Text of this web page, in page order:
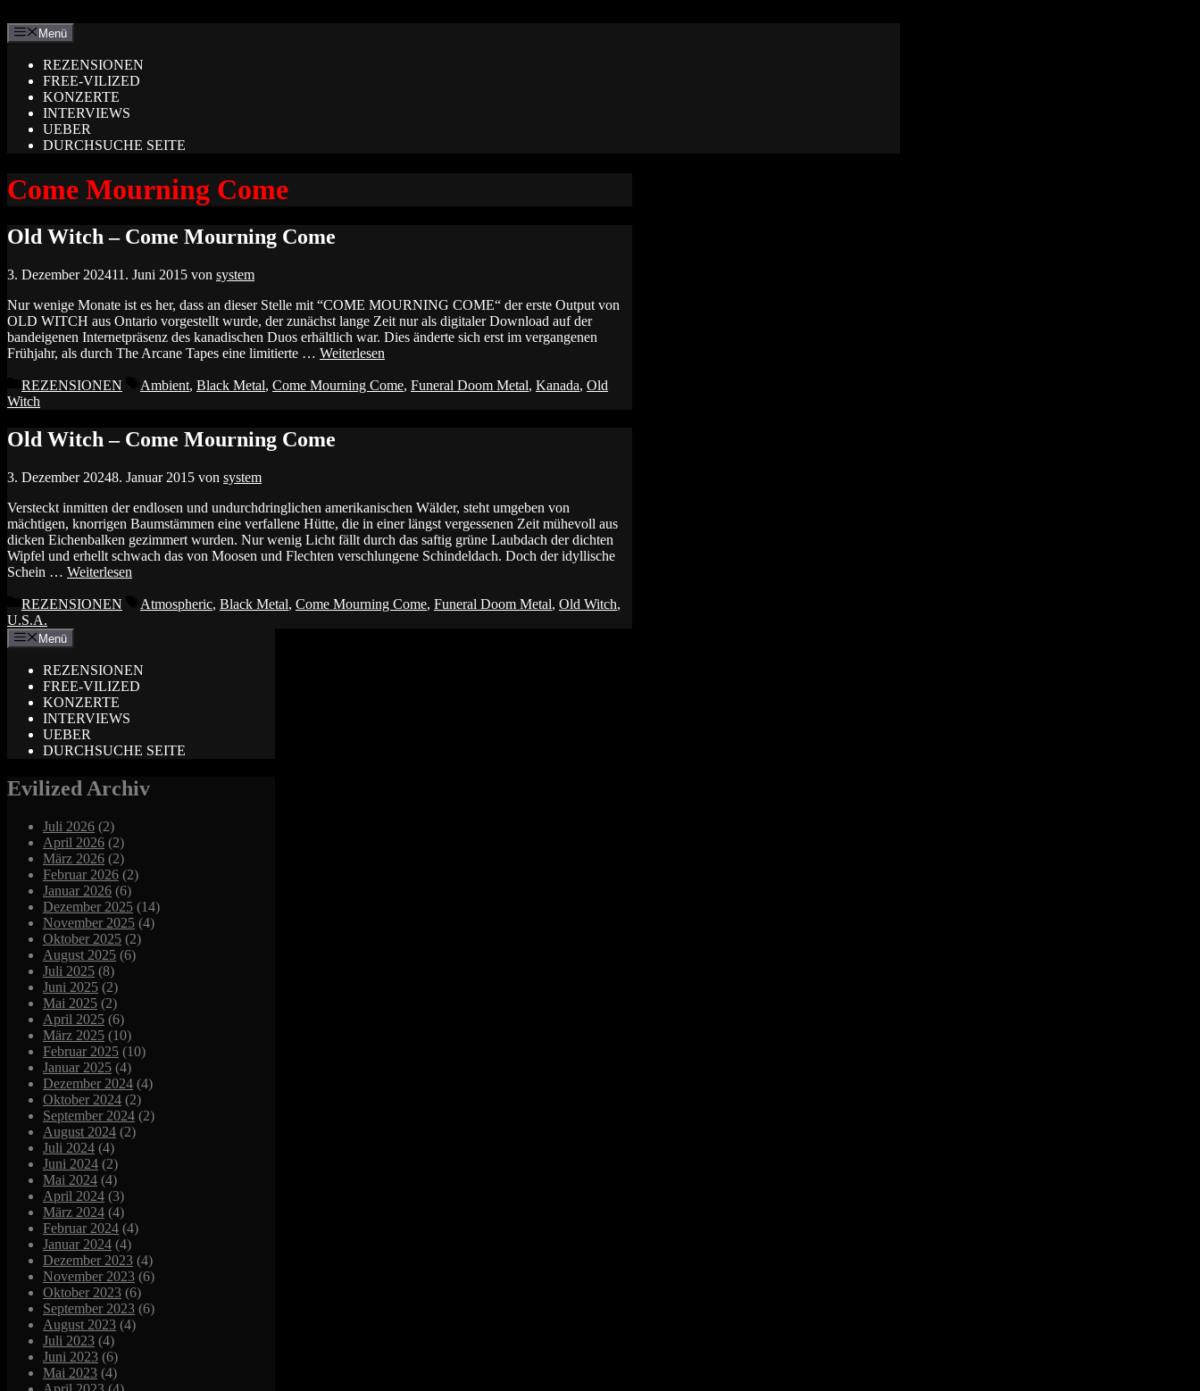
Inhalt
springen
Menü
REZENSIONEN
FREE-VILIZED
KONZERTE
INTERVIEWS
UEBER
DURCHSUCHE SEITE
Come Mourning Come
Old Witch – Come Mourning Come
3. Dezember 202411. Juni 2015 von system
Nur wenige Monate ist es her, dass an dieser Stelle mit “COME MOURNING COME“ der erste Output von
OLD WITCH aus Ontario vorgestellt wurde, der zunächst lange Zeit nur als digitaler Download auf der
bandeigenen Internetpräsenz des kanadischen Duos erhältlich war. Dies änderte sich erst im vergangenen
Frühjahr, als durch The Arcane Tapes eine limitierte … Weiterlesen
Kategorien
REZENSIONEN Schlagwörter
Ambient, Black Metal, Come Mourning Come, Funeral Doom Metal, Kanada, Old
Witch
Old Witch – Come Mourning Come
3. Dezember 20248. Januar 2015 von system
Versteckt inmitten der endlosen und undurchdringlichen amerikanischen Wälder, steht umgeben von
mächtigen, knorrigen Baumstämmen eine verfallene Hütte, die in einer längst vergessenen Zeit mühevoll aus
dicken Eichenbalken gezimmert wurden. Nur wenig Licht fällt durch das saftig grüne Laubdach der dichten
Wipfel und erhellt schwach das von Moosen und Flechten verschlungene Schindeldach. Doch der idyllische
Schein … Weiterlesen
Kategorien
REZENSIONEN Schlagwörter
Atmospheric, Black Metal, Come Mourning Come, Funeral Doom Metal, Old Witch,
U.S.A.
Menü
REZENSIONEN
FREE-VILIZED
KONZERTE
INTERVIEWS
UEBER
DURCHSUCHE SEITE
Evilized Archiv
Juli 2026 (2)
April 2026 (2)
März 2026 (2)
Februar 2026 (2)
Januar 2026 (6)
Dezember 2025 (14)
November 2025 (4)
Oktober 2025 (2)
August 2025 (6)
Juli 2025 (8)
Juni 2025 (2)
Mai 2025 (2)
April 2025 (6)
März 2025 (10)
Februar 2025 (10)
Januar 2025 (4)
Dezember 2024 (4)
Oktober 2024 (2)
September 2024 (2)
August 2024 (2)
Juli 2024 (4)
Juni 2024 (2)
Mai 2024 (4)
April 2024 (3)
März 2024 (4)
Februar 2024 (4)
Januar 2024 (4)
Dezember 2023 (4)
November 2023 (6)
Oktober 2023 (6)
September 2023 (6)
August 2023 (4)
Juli 2023 (4)
Juni 2023 (6)
Mai 2023 (4)